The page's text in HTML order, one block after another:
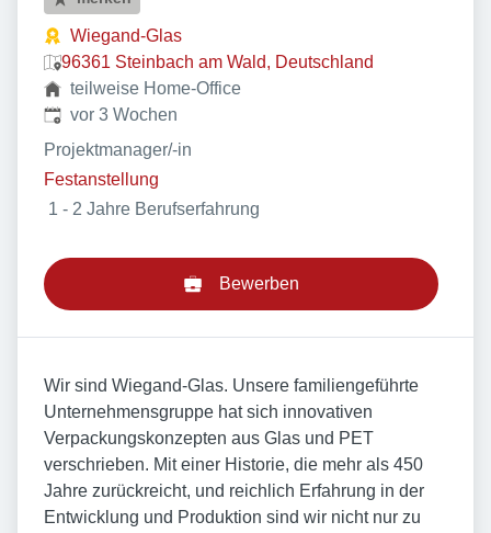
Wiegand-Glas
96361 Steinbach am Wald, Deutschland
teilweise Home-Office
Veröffentlicht:
vor 3 Wochen
Projektmanager/-in
Festanstellung
1 - 2 Jahre Berufserfahrung
Bewerben
Wir sind Wiegand-Glas. Unsere familiengeführte
Unternehmensgruppe hat sich innovativen
Verpackungskonzepten aus Glas und PET
verschrieben. Mit einer Historie, die mehr als 450
Jahre zurückreicht, und reichlich Erfahrung in der
Entwicklung und Produktion sind wir nicht nur zu